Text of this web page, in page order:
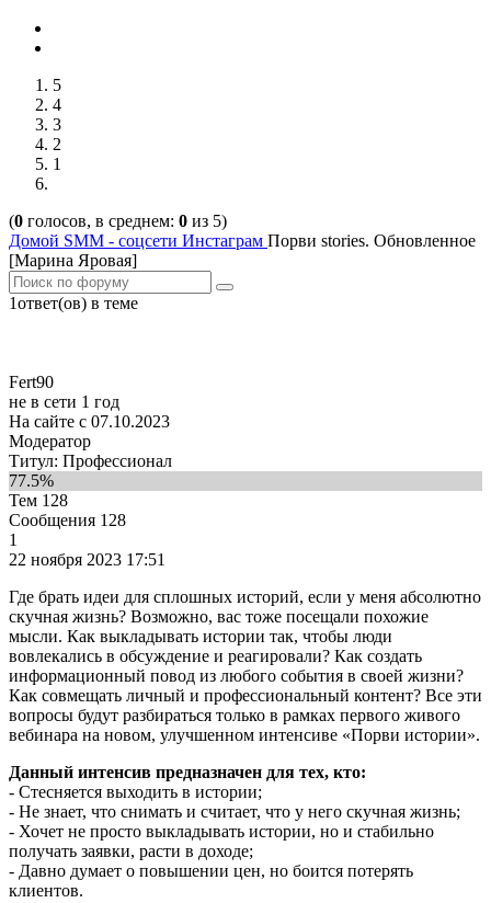
5
4
3
2
1
(0 голосов, в среднем: 0 из 5)
Домой SMM - соцсети Инстаграм Порви stories. Обновленное
[Марина Яровая]
1ответ(ов) в теме
Fert90
не в сети 1 год
На сайте с 07.10.2023
Модератор
Титул: Профессионал
77.5%
Тем 128
Сообщения 128
1
22 ноября 2023 17:51
Где брать идеи для сплошных историй, если у меня абсолютно
скучная жизнь? Возможно, вас тоже посещали похожие
мысли. Как выкладывать истории так, чтобы люди
вовлекались в обсуждение и реагировали? Как создать
информационный повод из любого события в своей жизни?
Как совмещать личный и профессиональный контент? Все эти
вопросы будут разбираться только в рамках первого живого
вебинара на новом, улучшенном интенсиве «Порви истории».
Данный интенсив предназначен для тех, кто:
- Стесняется выходить в истории;
- Не знает, что снимать и считает, что у него скучная жизнь;
- Хочет не просто выкладывать истории, но и стабильно
получать заявки, расти в доходе;
- Давно думает о повышении цен, но боится потерять
клиентов.